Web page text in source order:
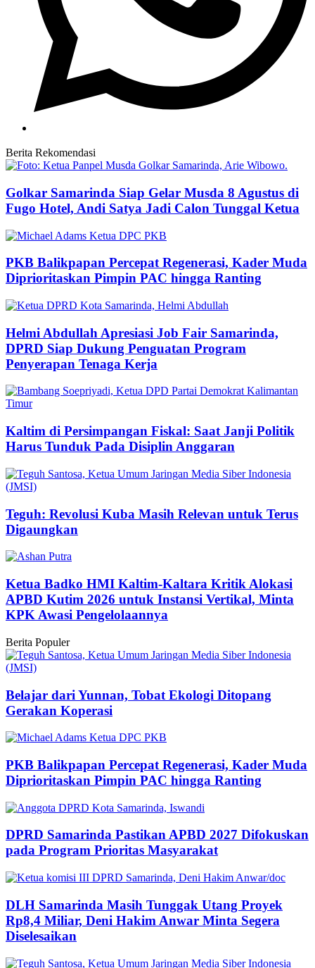
Berita Rekomendasi
Golkar Samarinda Siap Gelar Musda 8 Agustus di
Fugo Hotel, Andi Satya Jadi Calon Tunggal Ketua
PKB Balikpapan Percepat Regenerasi, Kader Muda
Diprioritaskan Pimpin PAC hingga Ranting
Helmi Abdullah Apresiasi Job Fair Samarinda,
DPRD Siap Dukung Penguatan Program
Penyerapan Tenaga Kerja
Kaltim di Persimpangan Fiskal: Saat Janji Politik
Harus Tunduk Pada Disiplin Anggaran
Teguh: Revolusi Kuba Masih Relevan untuk Terus
Digaungkan
Ketua Badko HMI Kaltim-Kaltara Kritik Alokasi
APBD Kutim 2026 untuk Instansi Vertikal, Minta
KPK Awasi Pengelolaannya
Berita Populer
Belajar dari Yunnan, Tobat Ekologi Ditopang
Gerakan Koperasi
PKB Balikpapan Percepat Regenerasi, Kader Muda
Diprioritaskan Pimpin PAC hingga Ranting
DPRD Samarinda Pastikan APBD 2027 Difokuskan
pada Program Prioritas Masyarakat
DLH Samarinda Masih Tunggak Utang Proyek
Rp8,4 Miliar, Deni Hakim Anwar Minta Segera
Diselesaikan